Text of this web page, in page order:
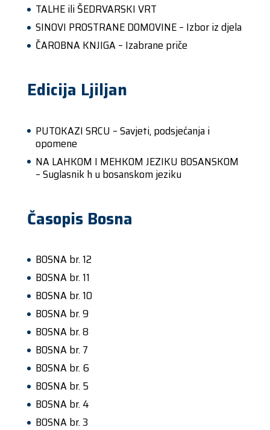
TALHE ili ŠEDRVARSKI VRT
SINOVI PROSTRANE DOMOVINE – Izbor iz djela
ČAROBNA KNJIGA – Izabrane priče
Edicija Ljiljan
PUTOKAZI SRCU – Savjeti, podsjećanja i
opomene
NA LAHKOM I MEHKOM JEZIKU BOSANSKOM
– Suglasnik h u bosanskom jeziku
Časopis Bosna
BOSNA br. 12
BOSNA br. 11
BOSNA br. 10
BOSNA br. 9
BOSNA br. 8
BOSNA br. 7
BOSNA br. 6
BOSNA br. 5
BOSNA br. 4
BOSNA br. 3